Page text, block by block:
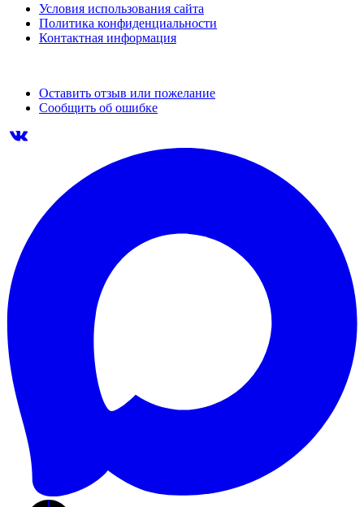
Условия использования сайта
Политика конфиденциальности
Контактная информация
Оставить отзыв или пожелание
Сообщить об ошибке